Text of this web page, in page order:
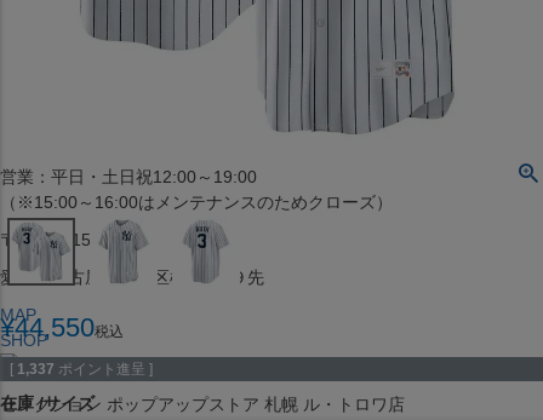
東京都千代田区神田三崎町２丁目２２−１ 1F
営業：平日・土日祝12:00～19:00
（※15:00～16:00はメンテナンスのためクローズ）
〒453-0015
愛知県名古屋市中村区椿町６−９先
MAP
SHOP
セレクション ポップアップストア 札幌 ル・トロワ店
¥44,550税込
[ 1,337 ポイント進呈 ]
在庫 サイズ